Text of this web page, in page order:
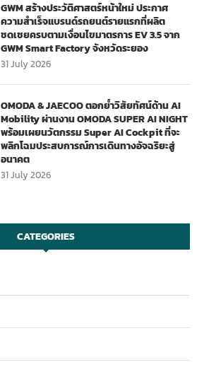
GWM สร้างประวัติศาสตร์หน้าใหม่ ประกาศ
ความสำเร็จแบรนด์รถยนต์รายแรกที่ผลิต
ชดเชยครบตามเงื่อนไขมาตรการ EV 3.5 จาก
GWM Smart Factory จังหวัดระยอง
31 July 2026
OMODA & JAECOO ตอกย้ำวิสัยทัศน์ด้าน AI
Mobility ผ่านงาน OMODA SUPER AI NIGHT
พร้อมเผยนวัตกรรม Super AI Cockpit ที่จะ
พลิกโฉมประสบการณ์การเดินทางอัจฉริยะสู่
อนาคต
31 July 2026
CATEGORIES